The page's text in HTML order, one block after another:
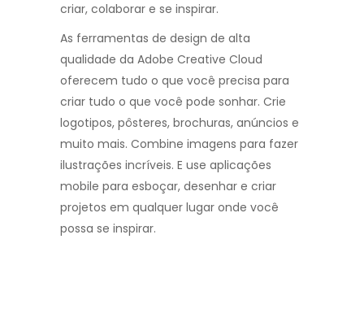
criar, colaborar e se inspirar.
As ferramentas de design de alta
qualidade da Adobe Creative Cloud
oferecem tudo o que você precisa para
criar tudo o que você pode sonhar. Crie
logotipos, pôsteres, brochuras, anúncios e
muito mais. Combine imagens para fazer
ilustrações incríveis. E use aplicações
mobile para esboçar, desenhar e criar
projetos em qualquer lugar onde você
possa se inspirar.